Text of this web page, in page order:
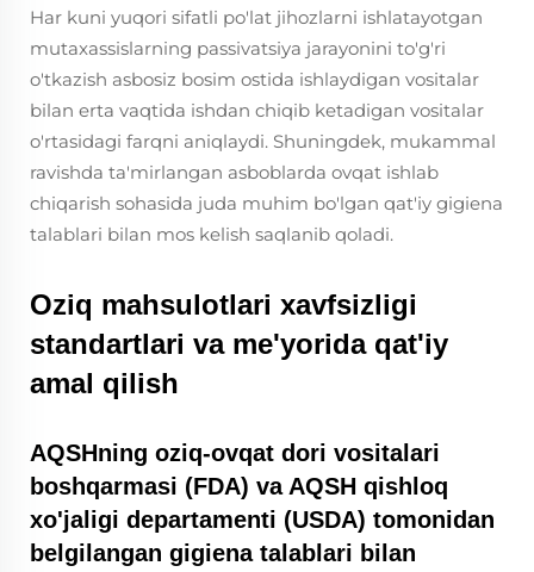
Har kuni yuqori sifatli po'lat jihozlarni ishlatayotgan
mutaxassislarning passivatsiya jarayonini to'g'ri
o'tkazish asbosiz bosim ostida ishlaydigan vositalar
bilan erta vaqtida ishdan chiqib ketadigan vositalar
o'rtasidagi farqni aniqlaydi. Shuningdek, mukammal
ravishda ta'mirlangan asboblarda ovqat ishlab
chiqarish sohasida juda muhim bo'lgan qat'iy gigiena
talablari bilan mos kelish saqlanib qoladi.
Oziq mahsulotlari xavfsizligi
standartlari va me'yorida qat'iy
amal qilish
AQSHning oziq-ovqat dori vositalari
boshqarmasi (FDA) va AQSH qishloq
xo'jaligi departamenti (USDA) tomonidan
belgilangan gigiena talablari bilan